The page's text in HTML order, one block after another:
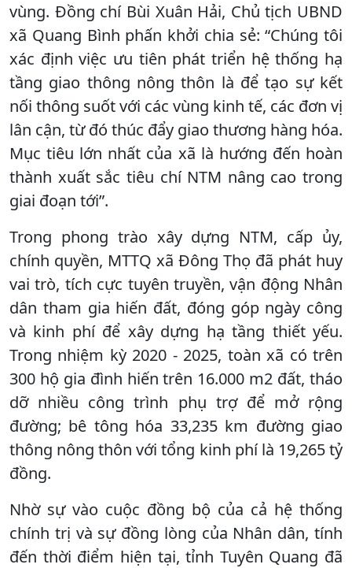
vùng. Đồng chí Bùi Xuân Hải, Chủ tịch UBND
xã Quang Bình phấn khởi chia sẻ: “Chúng tôi
xác định việc ưu tiên phát triển hệ thống hạ
tầng giao thông nông thôn là để tạo sự kết
nối thông suốt với các vùng kinh tế, các đơn vị
lân cận, từ đó thúc đẩy giao thương hàng hóa.
Mục tiêu lớn nhất của xã là hướng đến hoàn
thành xuất sắc tiêu chí NTM nâng cao trong
giai đoạn tới”.
Trong phong trào xây dựng NTM, cấp ủy,
chính quyền, MTTQ xã Đông Thọ đã phát huy
vai trò, tích cực tuyên truyền, vận động Nhân
dân tham gia hiến đất, đóng góp ngày công
và kinh phí để xây dựng hạ tầng thiết yếu.
Trong nhiệm kỳ 2020 - 2025, toàn xã có trên
300 hộ gia đình hiến trên 16.000 m2 đất, tháo
dỡ nhiều công trình phụ trợ để mở rộng
đường; bê tông hóa 33,235 km đường giao
thông nông thôn với tổng kinh phí là 19,265 tỷ
đồng.
Nhờ sự vào cuộc đồng bộ của cả hệ thống
chính trị và sự đồng lòng của Nhân dân, tính
đến thời điểm hiện tại, tỉnh Tuyên Quang đã